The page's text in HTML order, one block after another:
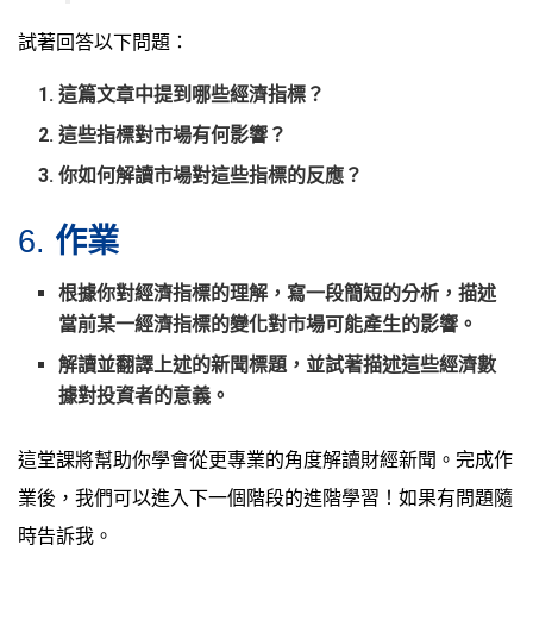
試著回答以下問題：
這篇文章中提到哪些經濟指標？
這些指標對市場有何影響？
你如何解讀市場對這些指標的反應？
6. 作業
根據你對經濟指標的理解，寫一段簡短的分析，描述
當前某一經濟指標的變化對市場可能產生的影響。
解讀並翻譯上述的新聞標題，並試著描述這些經濟數
據對投資者的意義。
這堂課將幫助你學會從更專業的角度解讀財經新聞。完成作
業後，我們可以進入下一個階段的進階學習！如果有問題隨
時告訴我。